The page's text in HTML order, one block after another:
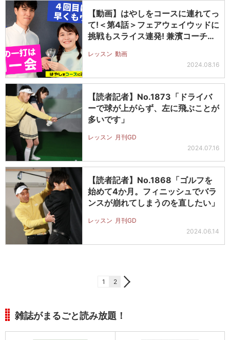
【動画】はやしをコースに連れてっ
て!＜第4話＞フェアウェイウッドに
挑戦もスライス連発! 兼濱コーチ
レッスン 動画
2024.08.16
【読者記者】No.1873「ドライバ
ーで球が上がらず、左に飛ぶことが
多いです」
レッスン 月刊GD
2024.07.16
【読者記者】No.1868「ゴルフを
始めて4か月。フィニッシュでバラ
ンスが崩れてしまうのを直したい」
レッスン 月刊GD
2024.06.14
1 2
雑誌がまるごと読み放題！